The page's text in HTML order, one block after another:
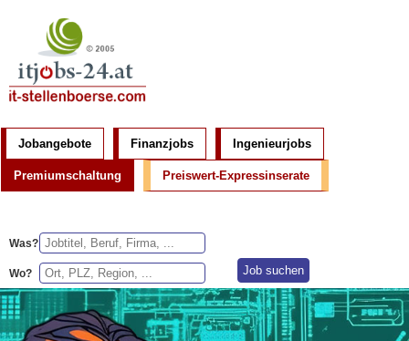
Jobangebote Finanzjobs Ingenieurjobs
Premiumschaltung Preiswert-Expressinserate
Was?
Wo?